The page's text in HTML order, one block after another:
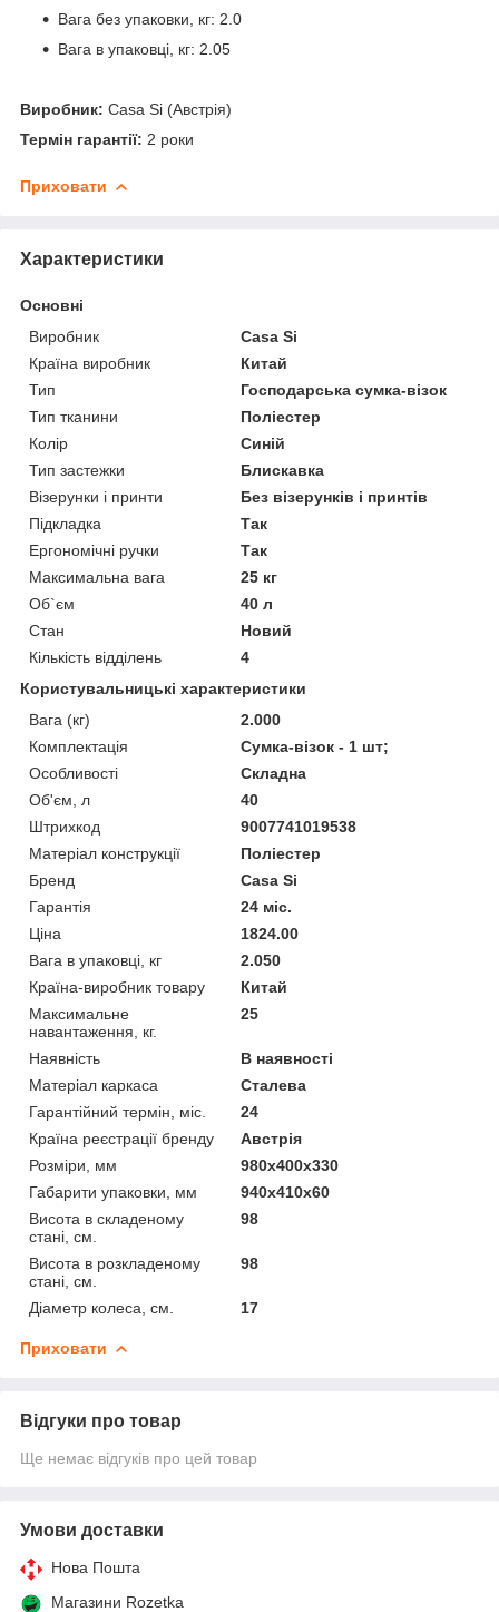
Вага без упаковки, кг: 2.0
Вага в упаковці, кг: 2.05
Виробник: Casa Si (Австрія)
Термін гарантії: 2 роки
Приховати
Характеристики
Основні
Виробник
Casa Si
Країна виробник
Китай
Тип
Господарська сумка-візок
Тип тканини
Поліестер
Колір
Синій
Тип застежки
Блискавка
Візерунки і принти
Без візерунків і принтів
Підкладка
Так
Ергономічні ручки
Так
Максимальна вага
25 кг
Об`єм
40 л
Стан
Новий
Кількість відділень
4
Користувальницькі характеристики
Вага (кг)
2.000
Комплектація
Сумка-візок - 1 шт;
Особливості
Складна
Об'єм, л
40
Штрихкод
9007741019538
Матеріал конструкції
Поліестер
Бренд
Casa Si
Гарантія
24 міс.
Ціна
1824.00
Вага в упаковці, кг
2.050
Країна-виробник товару
Китай
Максимальне
навантаження, кг.
25
Наявність
В наявності
Матеріал каркаса
Сталева
Гарантійний термін, міс.
24
Країна реєстрації бренду
Австрія
Розміри, мм
980х400х330
Габарити упаковки, мм
940х410х60
Висота в складеному
стані, см.
98
Висота в розкладеному
стані, см.
98
Діаметр колеса, см. 17
Приховати
Відгуки про товар
Ще немає відгуків про цей товар
Умови доставки
Нова Пошта
Магазини Rozetka